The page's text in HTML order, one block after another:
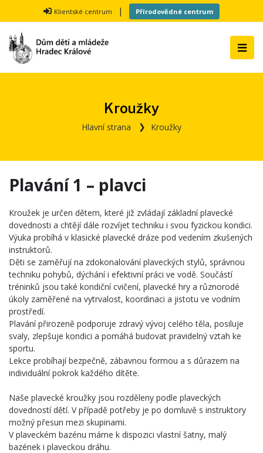
Klientské centrum | Přírodovědné centrum
Kroužky
Hlavní strana Kroužky
Plavání 1 – plavci
Kroužek je určen dětem, které již zvládají základní plavecké
dovednosti a chtějí dále rozvíjet techniku i svou fyzickou kondici.
Výuka probíhá v klasické plavecké dráze pod vedením zkušených
instruktorů.
Děti se zaměřují na zdokonalování plaveckých stylů, správnou
techniku pohybů, dýchání i efektivní práci ve vodě. Součástí
tréninků jsou také kondiční cvičení, plavecké hry a různorodé
úkoly zaměřené na vytrvalost, koordinaci a jistotu ve vodním
prostředí.
Plavání přirozeně podporuje zdravý vývoj celého těla, posiluje
svaly, zlepšuje kondici a pomáhá budovat pravidelný vztah ke
sportu.
Lekce probíhají bezpečně, zábavnou formou a s důrazem na
individuální pokrok každého dítěte.
Naše plavecké kroužky jsou rozděleny podle plaveckých
dovedností dětí. V případě potřeby je po domluvě s instruktory
možný přesun mezi skupinami.
V plaveckém bazénu máme k dispozici vlastní šatny, malý
bazének i plaveckou dráhu.